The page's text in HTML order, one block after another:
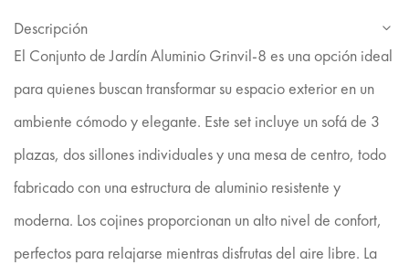
Descripción
El Conjunto de Jardín Aluminio Grinvil-8 es una opción ideal
para quienes buscan transformar su espacio exterior en un
ambiente cómodo y elegante. Este set incluye un sofá de 3
plazas, dos sillones individuales y una mesa de centro, todo
fabricado con una estructura de aluminio resistente y
moderna. Los cojines proporcionan un alto nivel de confort,
perfectos para relajarse mientras disfrutas del aire libre. La